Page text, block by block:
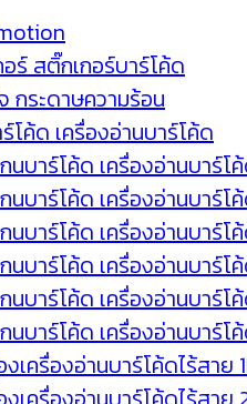
ร์ สติ๊กเกอร์บาร์โค้ด
กระดาษความร้อน
โค้ด เครื่องอ่านบาร์โค้ด
นบาร์โค้ด เครื่องอ่านบาร์โ
นบาร์โค้ด เครื่องอ่านบาร์โ
นบาร์โค้ด เครื่องอ่านบาร์โ
นบาร์โค้ด เครื่องอ่านบาร์
นบาร์โค้ด เครื่องอ่านบาร์
นบาร์โค้ด เครื่องอ่านบาร์โ
งเครื่องอ่านบาร์โค้ดไร้สาย